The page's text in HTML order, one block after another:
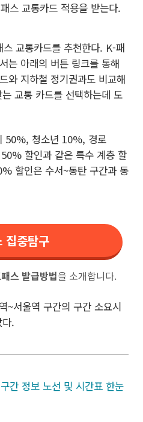
스 교통카드 적용을 받는다.
교통카드를 추천한다. K-패
는 아래의 버튼 링크를 통해
와 지하철 정기권과도 비교해
교통 카드를 선택하는데 도
50%, 청소년 10%, 경로
할인과 같은 특수 계층 할
할인은 수서~동탄 구간과 동
집중탐구
스 발급방법을 소개합니다.
~서울역 구간의 구간 소요시
.
간 정보 노선 및 시간표 한눈